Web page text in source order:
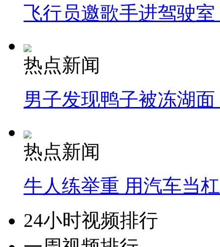
飞行员邀歌手进驾驶
热点新闻
男子发现鸭子被冻湖
热点新闻
牛人练举重 用汽车当
24小时视频排行